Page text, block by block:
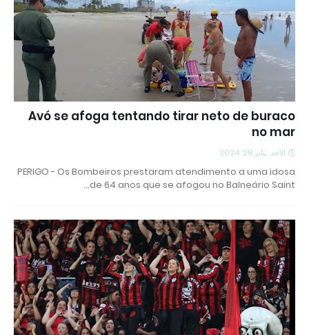
Avó se afoga tentando tirar neto de buraco
no mar
الأحد, يناير 28, 2024
PERIGO - Os Bombeiros prestaram atendimento a uma idosa
de 64 anos que se afogou no Balneário Saint…